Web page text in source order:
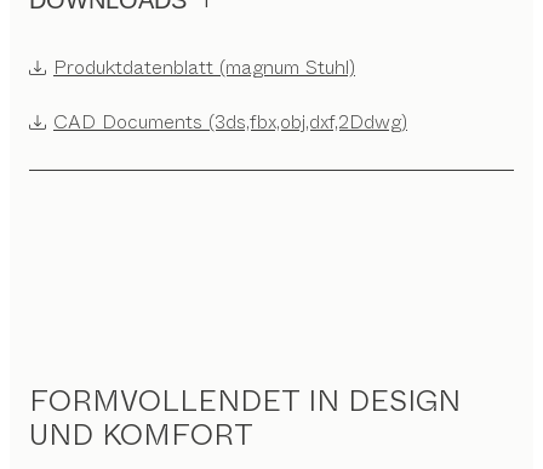
Produktdatenblatt (magnum Stuhl)
CAD Documents (3ds,fbx,obj,dxf,2Ddwg)
FORMVOLLENDET IN DESIGN
UND KOMFORT